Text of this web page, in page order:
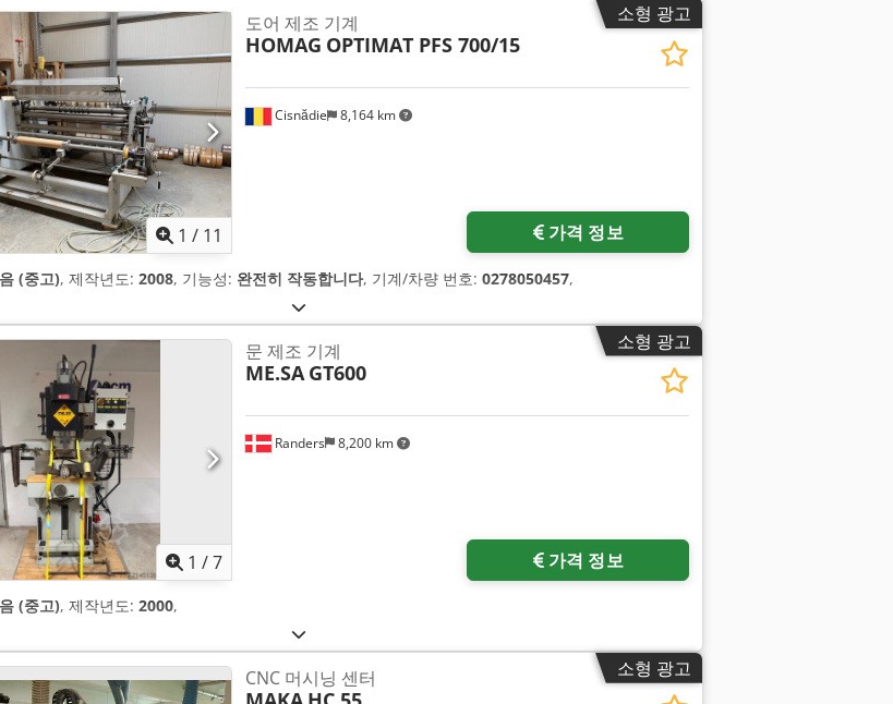
소형 광고
1 / 11
Cisnădie 8,164 km
도어 제조 기계
HOMAG OPTIMAT PFS 700/15
가격 정보
(중고), 제작년도: 2008, 기능성: 완전히 작동합니다, 기계/차량 번호: 0278050457,
소형 광고
1 /7
Randers 8,200 km
문 제조 기계
ME.SA GT600
가격 정보
(중고), 제작년도: 2000,
소형 광고
CNC 머시닝 센터